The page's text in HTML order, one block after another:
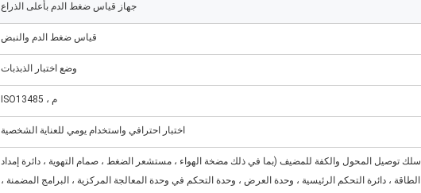
جهاز قياس ضغط الدم بأعلى الذراع
قياس ضغط الدم والنبض
وضع اختبار الذبذبات
م ، ISO13485
اختبار احترافي واستخدام يومي للعناية الشخصية
سلك توصيل المحول والكفة للمضيف (بما في ذلك مضخة الهواء ، مستشعر الضغط ، صمام التهوية ، دائرة إمداد
الطاقة ، دائرة التحكم الرئيسية ، وحدة العرض ، وحدة التحكم في وحدة المعالجة المركزية ، البرامج المضمنة ،